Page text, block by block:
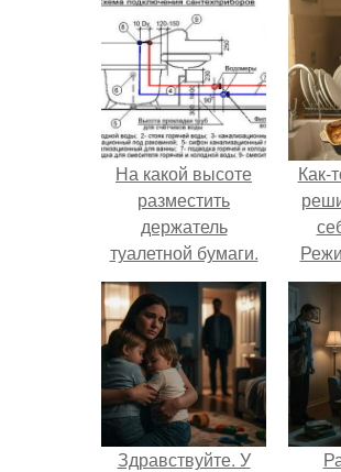
На какой высоте
разместить
держатель
туалетной бумаги.
на какой высоте
вешать
бумагодержатель в
туалете
Как-
Здравствуйте. У